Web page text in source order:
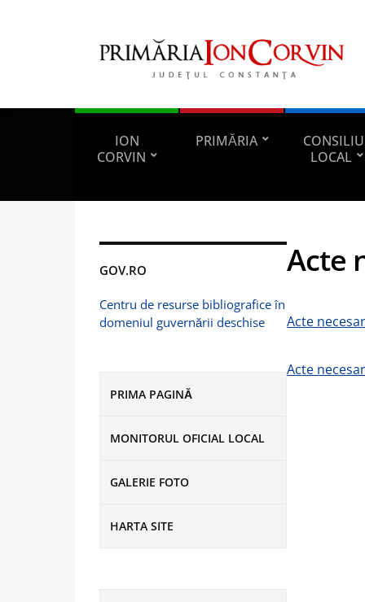
ION
CORVIN
PRIMĂRIA
LOCAL
GOV.RO
Centru de resurse bibliografice în
domeniul guvernării deschise
PRIMA PAGINĂ
MONITORUL OFICIAL LOCAL
GALERIE FOTO
HARTA SITE
Acte
Acte
Acte